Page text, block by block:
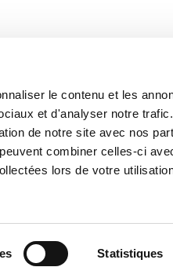
le contenu et les
et d'analyser notre
de notre site avec nos
combiner celles-ci
lors de votre
Statistiques